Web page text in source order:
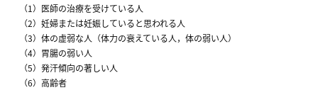
（1）医師の治療を受けている人
（2）妊婦または妊娠していると思われる人
（3）体の虚弱な人（体力の衰えている人，体の弱い人）
（4）胃腸の弱い人
（5）発汗傾向の著しい人
（6）高齢者